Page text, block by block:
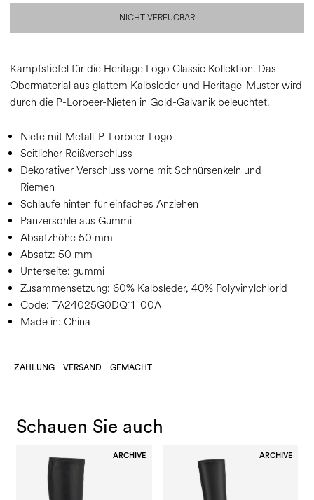
NICHT VERFÜGBAR
Kampfstiefel für die Heritage Logo Classic Kollektion. Das
Obermaterial aus glattem Kalbsleder und Heritage-Muster wird
durch die P-Lorbeer-Nieten in Gold-Galvanik beleuchtet.
Niete mit Metall-P-Lorbeer-Logo
Seitlicher Reißverschluss
Dekorativer Verschluss vorne mit Schnürsenkeln und
Riemen
Schlaufe hinten für einfaches Anziehen
Panzersohle aus Gummi
Absatzhöhe 50 mm
Absatz: 50 mm
Unterseite: gummi
Zusammensetzung: 60% Kalbsleder, 40% Polyvinylchlorid
Code: TA24025G0DQ11_00A
Made in: China
ZAHLUNG VERSAND GEMACHT
Schauen Sie auch
ARCHIVE ARCHIVE